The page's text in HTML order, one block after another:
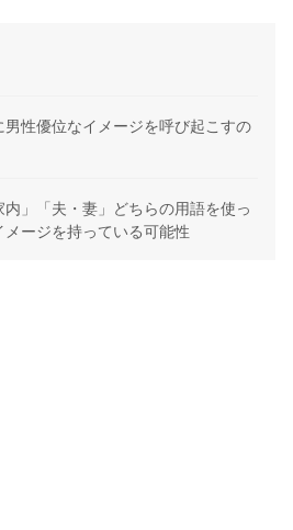
男性優位なイメージを呼び起こすの
」「夫・妻」どちらの用語を使っ
ージを持っている可能性